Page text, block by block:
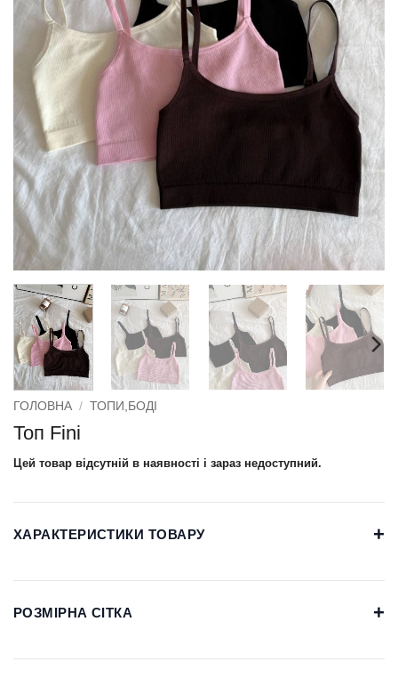
ГОЛОВНА / ТОПИ,БОДІ
Топ Fini
Цей товар відсутній в наявності і зараз недоступний.
ХАРАКТЕРИСТИКИ ТОВАРУ +
РОЗМІРНА СІТКА +